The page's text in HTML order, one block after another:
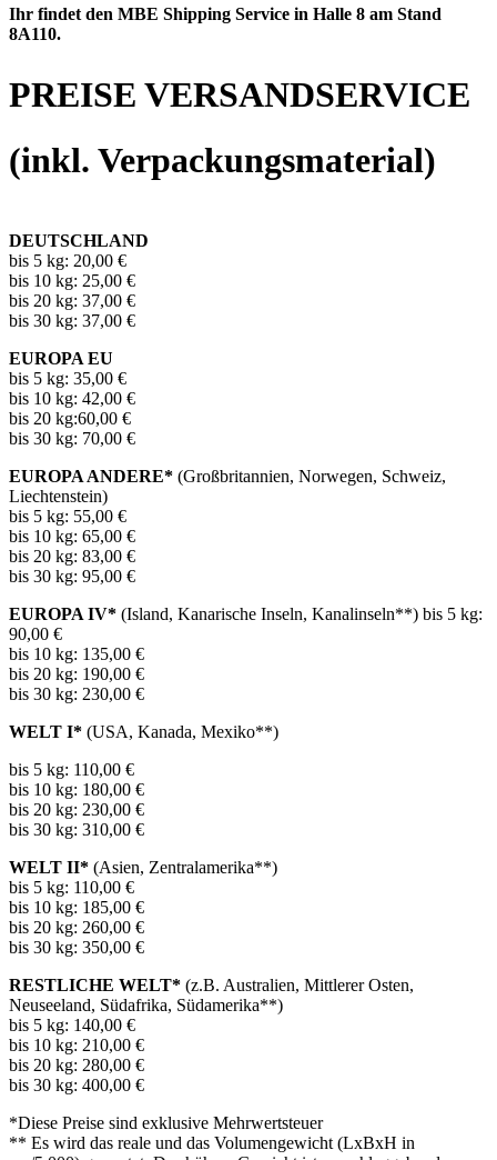
Ihr findet den MBE Shipping Service in Halle 8 am Stand
8A110.
PREISE VERSANDSERVICE
(inkl. Verpackungsmaterial)
DEUTSCHLAND
bis 5 kg: 20,00 €
bis 10 kg: 25,00 €
bis 20 kg: 37,00 €
bis 30 kg: 37,00 €
EUROPA EU
bis 5 kg: 35,00 €
bis 10 kg: 42,00 €
bis 20 kg:60,00 €
bis 30 kg: 70,00 €
EUROPA ANDERE* (Großbritannien, Norwegen, Schweiz,
Liechtenstein)
bis 5 kg: 55,00 €
bis 10 kg: 65,00 €
bis 20 kg: 83,00 €
bis 30 kg: 95,00 €
EUROPA IV* (Island, Kanarische Inseln, Kanalinseln**) bis 5 kg:
90,00 €
bis 10 kg: 135,00 €
bis 20 kg: 190,00 €
bis 30 kg: 230,00 €
WELT I* (USA, Kanada, Mexiko**)
bis 5 kg: 110,00 €
bis 10 kg: 180,00 €
bis 20 kg: 230,00 €
bis 30 kg: 310,00 €
WELT II* (Asien, Zentralamerika**)
bis 5 kg: 110,00 €
bis 10 kg: 185,00 €
bis 20 kg: 260,00 €
bis 30 kg: 350,00 €
RESTLICHE WELT* (z.B. Australien, Mittlerer Osten,
Neuseeland, Südafrika, Südamerika**)
bis 5 kg: 140,00 €
bis 10 kg: 210,00 €
bis 20 kg: 280,00 €
bis 30 kg: 400,00 €
*Diese Preise sind exklusive Mehrwertsteuer
** Es wird das reale und das Volumengewicht (LxBxH in